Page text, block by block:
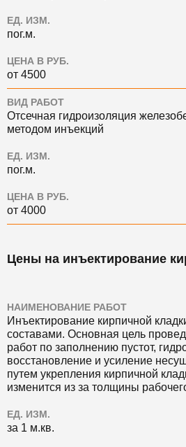
ЕД. ИЗМ.
пог.м.
ЦЕНА В РУБ.
от 4500
ВИД РАБОТ
Отсечная гидроизоляция
методом инъекций
ЕД. ИЗМ.
пог.м.
ЦЕНА В РУБ.
от 4000
Цены на инъектирование
НАИМЕНОВАНИЕ РАБОТ
Инъектирование кирпичной
составами. Основная цель
работ по заполнению пустот,
восстановление и усиление
путем укрепления кирпичной
изменится из за толщины
ЕД. ИЗМ.
за 1 м.кв.